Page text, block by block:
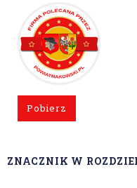
Pobierz
ZNACZNIK W